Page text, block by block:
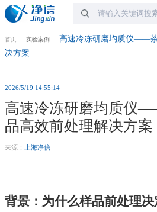
首页 实验案例
高速冷冻研磨均质仪——
决方案
2026/5/19 14:55:14
高速冷冻研磨均质仪
品高效前处理解决方案
来源： 上海净信
背景：为什么样品前处理决